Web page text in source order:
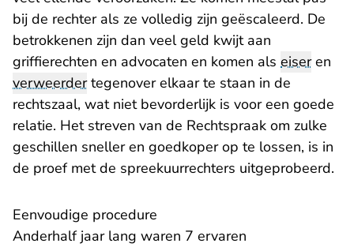
bij de rechter als ze volledig zijn geëscaleerd. De
betrokkenen zijn dan veel geld kwijt aan
griffierechten en advocaten en komen als eiseren
verweerdertegenover elkaar te staan in de
rechtszaal, wat niet bevorderlijk is voor een goede
relatie. Het streven van de Rechtspraak om zulke
geschillen sneller en goedkoper op te lossen, is in
de proef met de spreekuurrechters uitgeprobeerd.
Eenvoudige procedure
Anderhalf jaar lang waren 7 ervaren